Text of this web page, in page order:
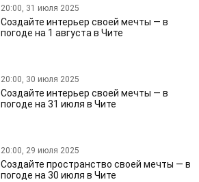
20:00, 31 июля 2025
Создайте интерьер своей мечты — в
погоде на 1 августа в Чите
20:00, 30 июля 2025
Создайте интерьер своей мечты — в
погоде на 31 июля в Чите
20:00, 29 июля 2025
Создайте пространство своей мечты — в
погоде на 30 июля в Чите